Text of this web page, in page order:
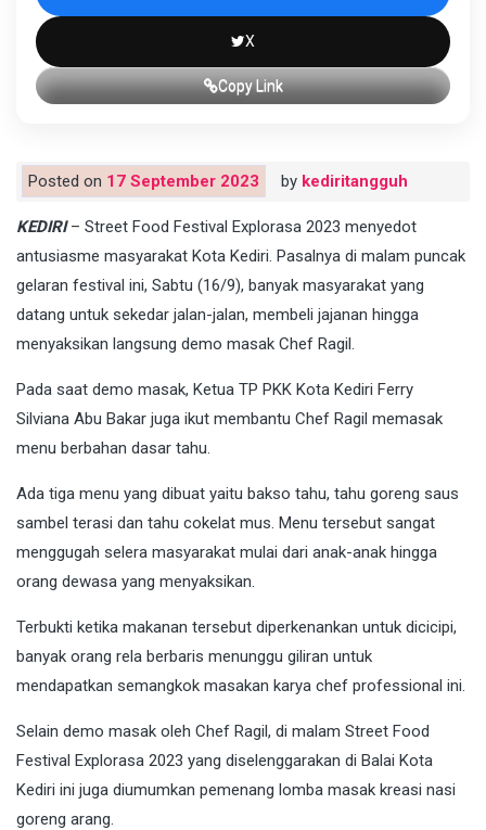
X
Copy Link
Posted on 17 September 2023 by kediritangguh
KEDIRI– Street Food Festival Explorasa 2023 menyedot
antusiasme masyarakat Kota Kediri. Pasalnya di malam puncak
gelaran festival ini, Sabtu (16/9), banyak masyarakat yang
datang untuk sekedar jalan-jalan, membeli jajanan hingga
menyaksikan langsung demo masak Chef Ragil.
Pada saat demo masak, Ketua TP PKK Kota Kediri Ferry
Silviana Abu Bakar juga ikut membantu Chef Ragil memasak
menu berbahan dasar tahu.
Ada tiga menu yang dibuat yaitu bakso tahu, tahu goreng saus
sambel terasi dan tahu cokelat mus. Menu tersebut sangat
menggugah selera masyarakat mulai dari anak-anak hingga
orang dewasa yang menyaksikan.
Terbukti ketika makanan tersebut diperkenankan untuk dicicipi,
banyak orang rela berbaris menunggu giliran untuk
mendapatkan semangkok masakan karya chef professional ini.
Selain demo masak oleh Chef Ragil, di malam Street Food
Festival Explorasa 2023 yang diselenggarakan di Balai Kota
Kediri ini juga diumumkan pemenang lomba masak kreasi nasi
goreng arang.